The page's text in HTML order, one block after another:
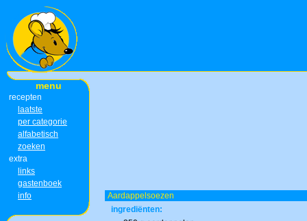
menu
recepten
laatste
per categorie
alfabetisch
zoeken
extra
links
gastenboek
info
Aardappelsoezen
ingrediënten: